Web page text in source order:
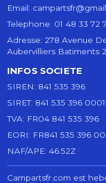
Email:
Telephone: 01 48 33 72
Adresse: 278 Avenue
Aubervilliers Batiments
INFOS SOCIETE
SIREN: 841 535 396
SIRET: 841 535 396
TVA: FR04 841 535 396
EORI: FR841 535 396
NAF/APE: 46.52Z
Campartsfr.com est